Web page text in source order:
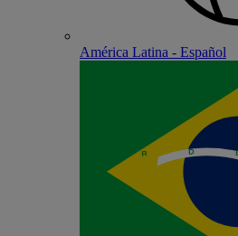
América Latina - Español